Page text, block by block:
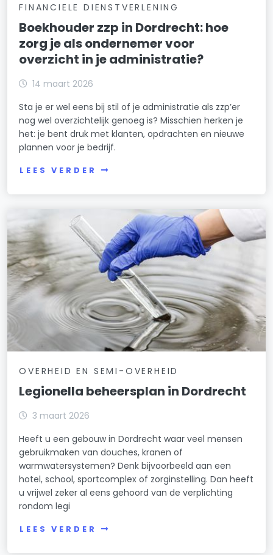
FINANCIELE DIENSTVERLENING
Boekhouder zzp in Dordrecht: hoe
zorg je als ondernemer voor
overzicht in je administratie?
14 maart 2026
Sta je er wel eens bij stil of je administratie als zzp’er
nog wel overzichtelijk genoeg is? Misschien herken je
het: je bent druk met klanten, opdrachten en nieuwe
plannen voor je bedrijf.
LEES VERDER
OVERHEID EN SEMI-OVERHEID
Legionella beheersplan in Dordrecht
3 maart 2026
Heeft u een gebouw in Dordrecht waar veel mensen
gebruikmaken van douches, kranen of
warmwatersystemen? Denk bijvoorbeeld aan een
hotel, school, sportcomplex of zorginstelling. Dan heeft
u vrijwel zeker al eens gehoord van de verplichting
rondom legi
LEES VERDER